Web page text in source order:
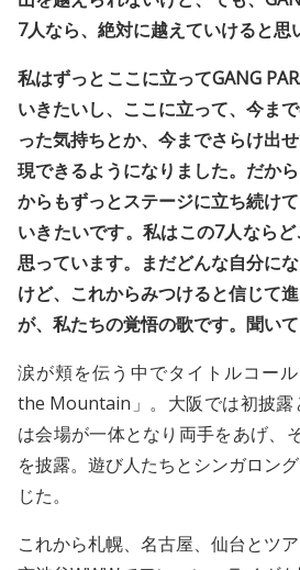
7人なら、絶対に越えていけると思
私はずっとここに立ってGANG
いきたいし、ここに立って、今ま
った気持ちとか、今までさらけ出
現できるようになりました。だか
からもずっとステージに立ち続け
いきたいです。私はこの7人なら
思っています。まだどんな自分に
けど、これからみつけると信じて
が、私たちの覚悟の歌です。聞いて
涙が頬を伝う中でタイトルコー
the Mountain」。大阪では初披露
は会場が一体となり両手をあげ、
を披露。遊び人たちとシンガロン
じた。
これから札幌、名古屋、仙台とツ